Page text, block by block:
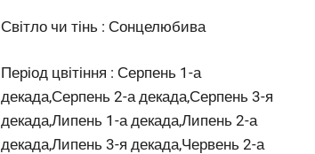
Світло чи тінь : Сонцелюбива
Період цвітіння : Серпень 1-а
декада,Серпень 2-а декада,Серпень 3-я
декада,Липень 1-а декада,Липень 2-а
декада,Липень 3-я декада,Червень 2-а